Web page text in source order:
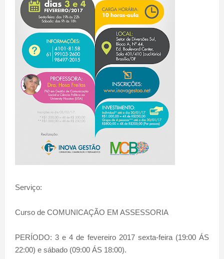
Serviço:
Curso de COMUNICAÇÃO EM ASSESSORIA
PERÍODO: 3 e 4 de fevereiro 2017 sexta-feira (19:00 ÁS
22:00) e sábado (09:00 ÁS 18:00).